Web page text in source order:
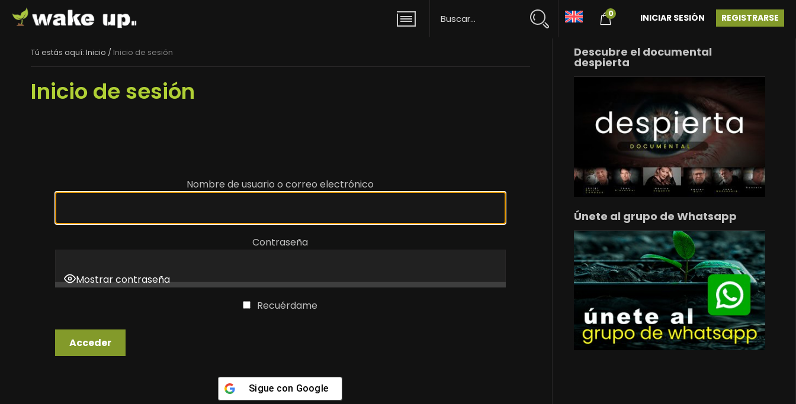
0 REGISTRARSE
INICIAR SESIÓN
Tú estás aquí: Inicio / Inicio de sesión
Inicio de sesión
Nombre de usuario o correo electrónico
Contraseña
Mostrar contraseña
Recuérdame
Sigue con Google
Descubre el documental
despierta
Únete al grupo de Whatsapp